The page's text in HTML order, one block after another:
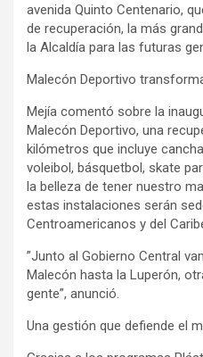
avenida Quinto Centenario,
de recuperación, la más
la Alcaldía para las futuras
Malecón Deportivo
Mejía comentó sobre la
Malecón Deportivo, una
kilómetros que incluye
voleibol, básquetbol, skate
la belleza de tener nuestro
estas instalaciones serán
Centroamericanos y del
”Junto al Gobierno Central
Malecón hasta la Luperón,
gente”, anunció.
Una gestión que defiende el